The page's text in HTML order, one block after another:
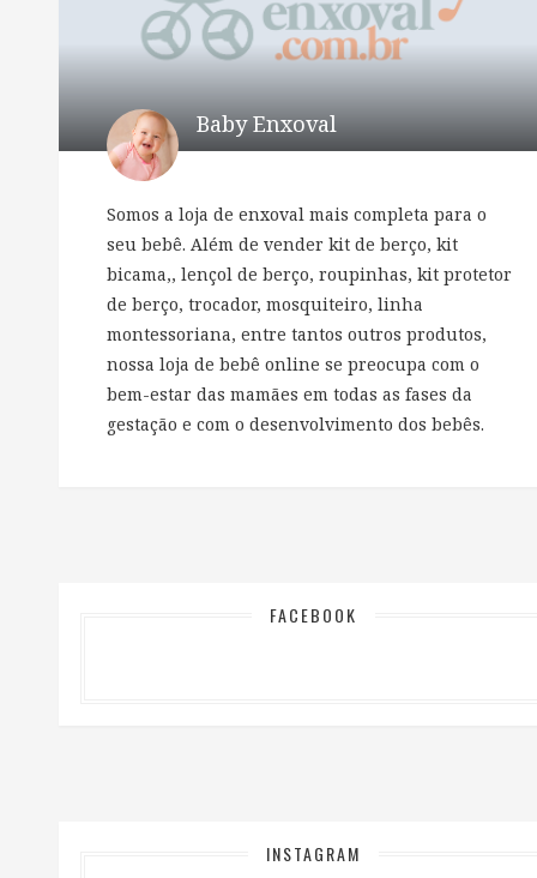
Baby Enxoval
Somos a loja de enxoval mais completa para o
seu bebê. Além de vender kit de berço, kit
bicama,, lençol de berço, roupinhas, kit protetor
de berço, trocador, mosquiteiro, linha
montessoriana, entre tantos outros produtos,
nossa loja de bebê online se preocupa com o
bem-estar das mamães em todas as fases da
gestação e com o desenvolvimento dos bebês.
FACEBOOK
INSTAGRAM